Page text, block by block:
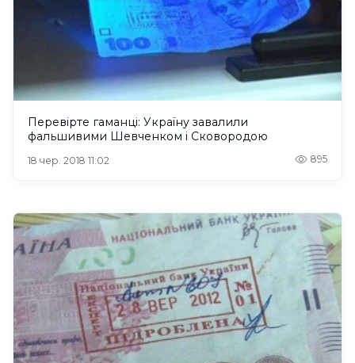
Перевірте гаманці: Україну завалили
фальшивими Шевченком і Сковородою
18 чер. 2018 11:02 895